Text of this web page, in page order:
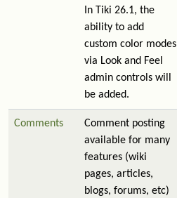
In Tiki 26.1, the
ability to add
custom color modes
via Look and Feel
admin controls will
be added.
Comments
Comment posting
available for many
features (wiki
pages, articles,
blogs, forums, etc)